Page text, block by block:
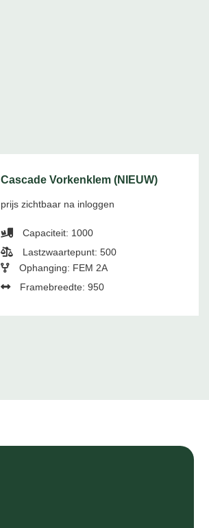
Cascade Vorkenklem (NIEUW)
prijs zichtbaar na inloggen
Capaciteit: 1000
Lastzwaartepunt: 500
Ophanging: FEM 2A
Framebreedte: 950